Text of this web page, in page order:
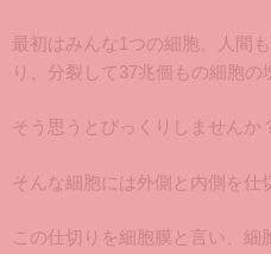
最初はみんな1つの細胞。人間
り、分裂して37兆個もの細胞の
そう思うとびっくりしませんか
そんな細胞には外側と内側を仕
この仕切りを細胞膜と言い、細